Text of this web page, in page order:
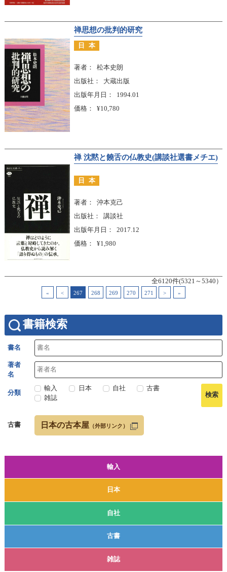
輸入
日本
自社
古書
雑誌
禅思想の批判的研究
日本
著者
松本史朗
出版社
大蔵出版
出版年月日
1994.01
価格
¥10,780
禅 沈黙と饒舌の仏教史(講談社選書メチエ)
日本
著者
沖本克己
出版社
講談社
出版年月日
2017.12
価格
¥1,980
全6120件(5321～5340）
« < 267 268 269 270 271 > »
書籍検索
書名
著者
名
分類
輸入 日本 自社
古書
雑誌
古書 日本の古本屋 （外部リンク）